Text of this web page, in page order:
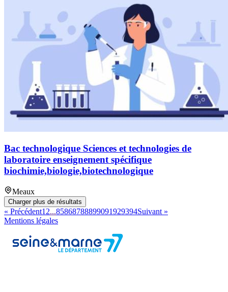
Bac technologique Sciences et technologies de
laboratoire enseignement spécifique
biochimie,biologie,biotechnologique
Meaux
Charger plus de résultats
« Précédent1 2...85868788899091929394Suivant »
Mentions légales